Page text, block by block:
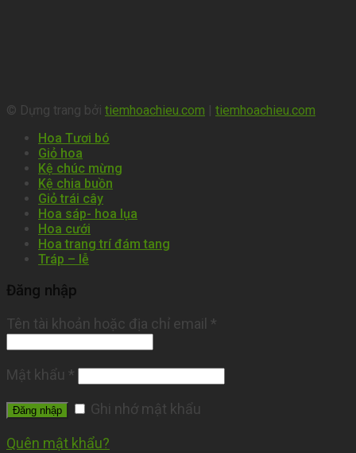
© Dựng trang bởi tiemhoachieu.com
tiemhoachieu.com
Hoa Tươi bó
Giỏ hoa
Kệ chúc mừng
Kệ chia buồn
Giỏ trái cây
Hoa sáp- hoa lụa
Hoa cưới
Hoa trang trí đám tang
Tráp – lễ
Đăng nhập
Tên tài khoản hoặc địa chỉ email *
Mật khẩu *
Đăng nhập Ghi nhớ mật khẩu
Quên mật khẩu?